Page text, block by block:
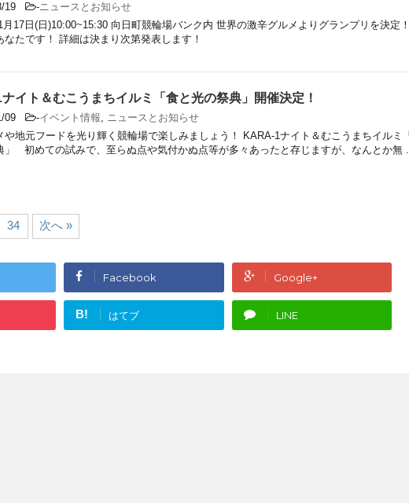
19 -ニュースとお知らせ
月17日(日)10:00~15:30 向日町競輪場バンク内 世界の激辛グルメよりグランプリを決定
なたです！ 詳細は決まり次第発表します！
イト＆むこうまちイルミ「食と光の祭典」開催決定！
09 -イベント情報, ニュースとお知らせ
や地元フードを光り輝く競輪場で楽しみましょう！ KARA-1ナイト＆むこうまちイルミ
」 初めての試みで、至らぬ点や気付かぬ点等が多々あったと存じますが、なんとか無
34 次へ »
Facebook Google+
B! はてブ LINE